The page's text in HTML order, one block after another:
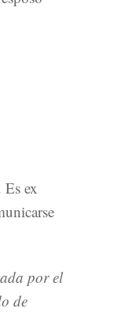
Es ex
por el
de